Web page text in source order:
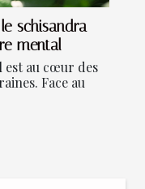
schisandra
mental
est au cœur des
Face au